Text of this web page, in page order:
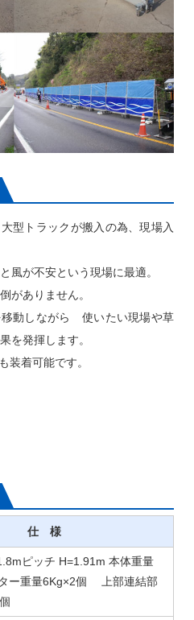
型トラックが搬入の為、現場入
風が不安という現場に最適。
がありません。
移動しながら 使いたい現場や草
を発揮します。
装着可能です。
仕 様
ピッチ H=1.91m 本体重量
ー重量6Kg×2個 上部連結部